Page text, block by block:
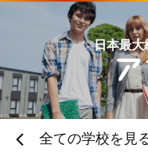
日本最大
全ての学校を見